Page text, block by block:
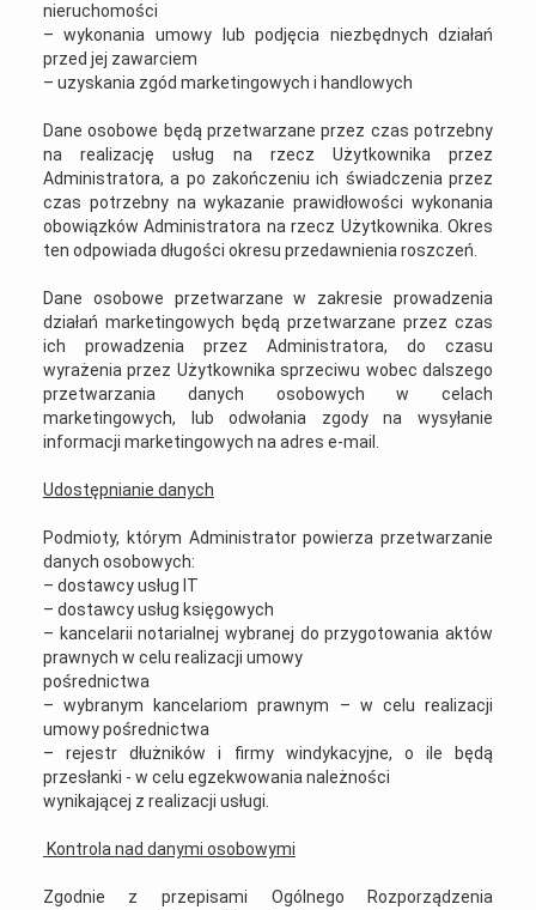
nieruchomości
– wykonania umowy lub podjęcia niezbędnych działań
przed jej zawarciem
– uzyskania zgód marketingowych i handlowych
Dane osobowe będą przetwarzane przez czas potrzebny
na realizację usług na rzecz Użytkownika przez
Administratora, a po zakończeniu ich świadczenia przez
czas potrzebny na wykazanie prawidłowości wykonania
obowiązków Administratora na rzecz Użytkownika. Okres
ten odpowiada długości okresu przedawnienia roszczeń.
Dane osobowe przetwarzane w zakresie prowadzenia
działań marketingowych będą przetwarzane przez czas
ich prowadzenia przez Administratora, do czasu
wyrażenia przez Użytkownika sprzeciwu wobec dalszego
przetwarzania danych osobowych w celach
marketingowych, lub odwołania zgody na wysyłanie
informacji marketingowych na adres e-mail.
Udostępnianie danych
Podmioty, którym Administrator powierza przetwarzanie
danych osobowych:
– dostawcy usług IT
– dostawcy usług księgowych
– kancelarii notarialnej wybranej do przygotowania aktów
prawnych w celu realizacji umowy
pośrednictwa
– wybranym kancelariom prawnym – w celu realizacji
umowy pośrednictwa
– rejestr dłużników i firmy windykacyjne, o ile będą
przesłanki - w celu egzekwowania należności
wynikającej z realizacji usługi.
Kontrola nad danymi osobowymi
Zgodnie z przepisami Ogólnego Rozporządzenia